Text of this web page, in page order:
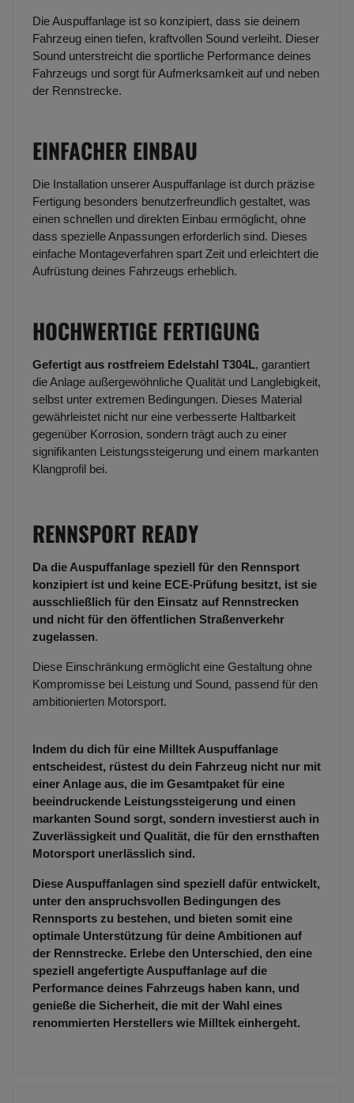
Die Auspuffanlage ist so konzipiert, dass sie deinem
Fahrzeug einen tiefen, kraftvollen Sound verleiht. Dieser
Sound unterstreicht die sportliche Performance deines
Fahrzeugs und sorgt für Aufmerksamkeit auf und neben
der Rennstrecke.
EINFACHER EINBAU
Die Installation unserer Auspuffanlage ist durch präzise
Fertigung besonders benutzerfreundlich gestaltet, was
einen schnellen und direkten Einbau ermöglicht, ohne
dass spezielle Anpassungen erforderlich sind. Dieses
einfache Montageverfahren spart Zeit und erleichtert die
Aufrüstung deines Fahrzeugs erheblich.
HOCHWERTIGE FERTIGUNG
Gefertigt aus rostfreiem Edelstahl T304L, garantiert
die Anlage außergewöhnliche Qualität und Langlebigkeit,
selbst unter extremen Bedingungen. Dieses Material
gewährleistet nicht nur eine verbesserte Haltbarkeit
gegenüber Korrosion, sondern trägt auch zu einer
signifikanten Leistungssteigerung und einem markanten
Klangprofil bei.
RENNSPORT READY
Da die Auspuffanlage speziell für den Rennsport
konzipiert ist und keine ECE-Prüfung besitzt, ist sie
ausschließlich für den Einsatz auf Rennstrecken
und nicht für den öffentlichen Straßenverkehr
zugelassen.
Diese Einschränkung ermöglicht eine Gestaltung ohne
Kompromisse bei Leistung und Sound, passend für den
ambitionierten Motorsport.
Indem du dich für eine Milltek Auspuffanlage
entscheidest, rüstest du dein Fahrzeug nicht nur mit
einer Anlage aus, die im Gesamtpaket für eine
beeindruckende Leistungssteigerung und einen
markanten Sound sorgt, sondern investierst auch in
Zuverlässigkeit und Qualität, die für den ernsthaften
Motorsport unerlässlich sind.
Diese Auspuffanlagen sind speziell dafür entwickelt,
unter den anspruchsvollen Bedingungen des
Rennsports zu bestehen, und bieten somit eine
optimale Unterstützung für deine Ambitionen auf
der Rennstrecke. Erlebe den Unterschied, den eine
speziell angefertigte Auspuffanlage auf die
Performance deines Fahrzeugs haben kann, und
genieße die Sicherheit, die mit der Wahl eines
renommierten Herstellers wie Milltek einhergeht.